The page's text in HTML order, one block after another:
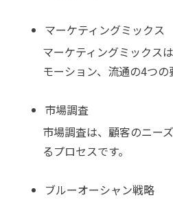
マーケティングミックス
マーケティングミックス
モーション、流通の4つの
市場調査
市場調査は、顧客のニー
るプロセスです。
ブルーオーシャン戦略